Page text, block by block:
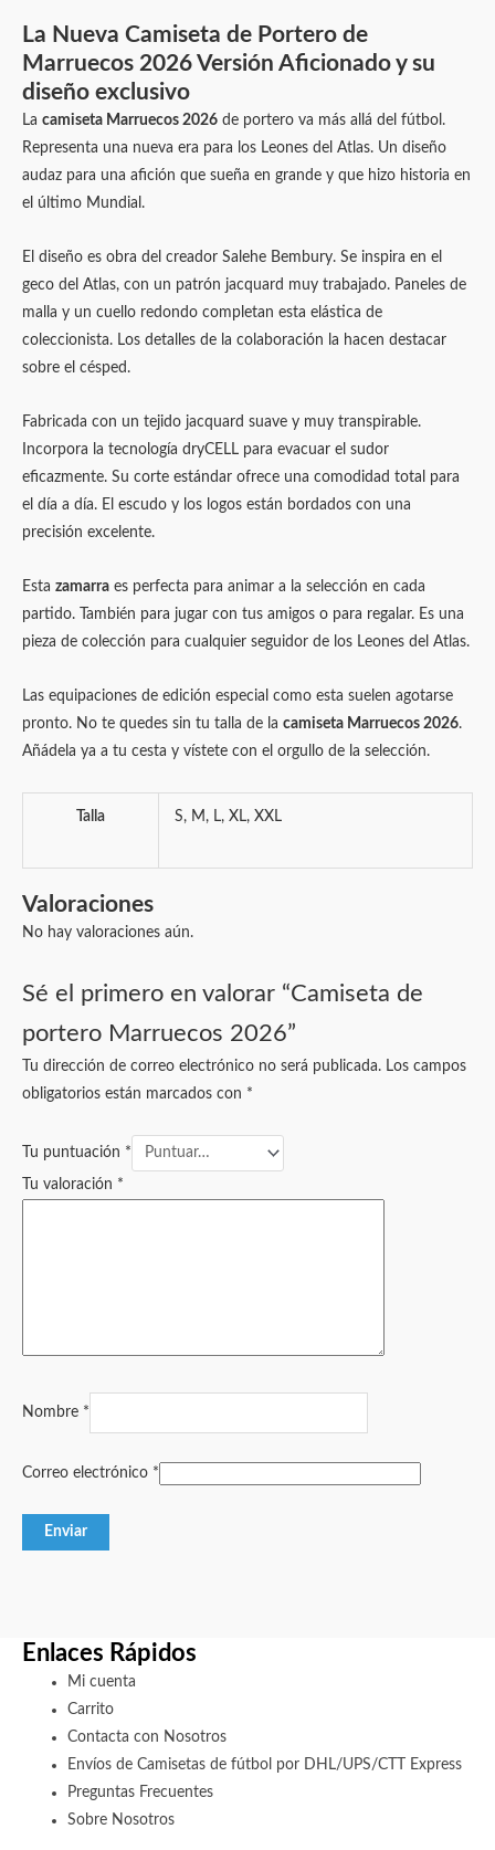
La Nueva Camiseta de Portero de
Marruecos 2026 Versión Aficionado y su
diseño exclusivo
La camiseta Marruecos 2026 de portero va más allá del fútbol.
Representa una nueva era para los Leones del Atlas. Un diseño
audaz para una afición que sueña en grande y que hizo historia en
el último Mundial.
El diseño es obra del creador Salehe Bembury. Se inspira en el
geco del Atlas, con un patrón jacquard muy trabajado. Paneles de
malla y un cuello redondo completan esta elástica de
coleccionista. Los detalles de la colaboración la hacen destacar
sobre el césped.
Fabricada con un tejido jacquard suave y muy transpirable.
Incorpora la tecnología dryCELL para evacuar el sudor
eficazmente. Su corte estándar ofrece una comodidad total para
el día a día. El escudo y los logos están bordados con una
precisión excelente.
Esta zamarra es perfecta para animar a la selección en cada
partido. También para jugar con tus amigos o para regalar. Es una
pieza de colección para cualquier seguidor de los Leones del Atlas.
Las equipaciones de edición especial como esta suelen agotarse
pronto. No te quedes sin tu talla de la camiseta Marruecos 2026.
Añádela ya a tu cesta y vístete con el orgullo de la selección.
Talla S, M, L, XL, XXL
Valoraciones
No hay valoraciones aún.
Sé el primero en valorar “Camiseta de
portero Marruecos 2026”
Tu dirección de correo electrónico no será publicada. Los campos
obligatorios están marcados con *
Tu puntuación *
Tu valoración *
Nombre *
Correo electrónico *
Enlaces Rápidos
Mi cuenta
Carrito
Contacta con Nosotros
Envíos de Camisetas de fútbol por DHL/UPS/CTT Express
Preguntas Frecuentes
Sobre Nosotros